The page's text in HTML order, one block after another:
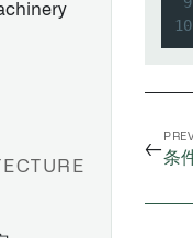
ョン
定
する
10
←条